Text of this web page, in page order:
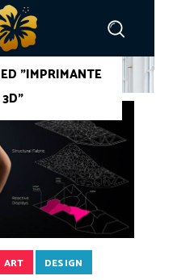
"IMPRIMANTE
3D"
ART DESIGN